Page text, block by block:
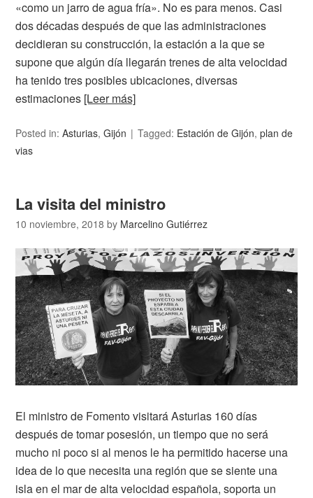
«como un jarro de agua fría». No es para menos. Casi
dos décadas después de que las administraciones
decidieran su construcción, la estación a la que se
supone que algún día llegarán trenes de alta velocidad
ha tenido tres posibles ubicaciones, diversas
estimaciones [Leer más]
Posted in:Asturias,Gijón Tagged: Estación de Gijón,plan de
vias
La visita del ministro
10 noviembre, 2018 by Marcelino Gutiérrez
El ministro de Fomento visitará Asturias 160 días
después de tomar posesión, un tiempo que no será
mucho ni poco si al menos le ha permitido hacerse una
idea de lo que necesita una región que se siente una
isla en el mar de alta velocidad española, soporta un